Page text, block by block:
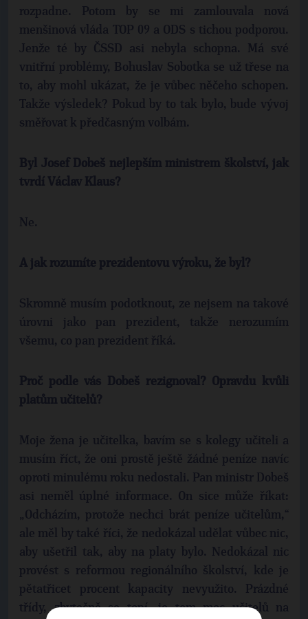
rozpadne. Potom by se mi zamlouvala nová
menšinová vláda TOP 09 a ODS s tichou podporou.
Jenže té by ČSSD asi nebyla schopna. Má své
vnitřní problémy, Bohuslav Sobotka se už třese na
to, aby mohl ukázat, že je vůbec něčeho schopen.
Takže výsledek? Pokud by to tak bylo, bude vývoj
směřovat k předčasným volbám.
Byl Josef Dobeš nejlepším ministrem školství, jak
tvrdí Václav Klaus?
Ne.
A jak rozumíte prezidentovu výroku, že byl?
Skromně musím podotknout, ze nejsem na takové
úrovni jako pan prezident, takže nerozumím
všemu, co pan prezident říká.
Proč podle vás Dobeš rezignoval? Opravdu kvůli
platům učitelů?
Moje žena je učitelka, bavím se s kolegy učiteli a
musím říct, že oni prostě ještě žádné peníze navíc
oproti minulému roku nedostali. Pan ministr Dobeš
asi neměl úplné informace. On sice může říkat:
„Odcházím, protože nechci brát peníze učitelům,“
ale měl by také říci, že nedokázal udělat vůbec nic,
aby ušetřil tak, aby na platy bylo. Nedokázal nic
provést s reformou regionálního školství, kde je
pětatřicet procent kapacity nevyužito. Prázdné
třídy, zbytečně se topí, je tam moc učitelů na